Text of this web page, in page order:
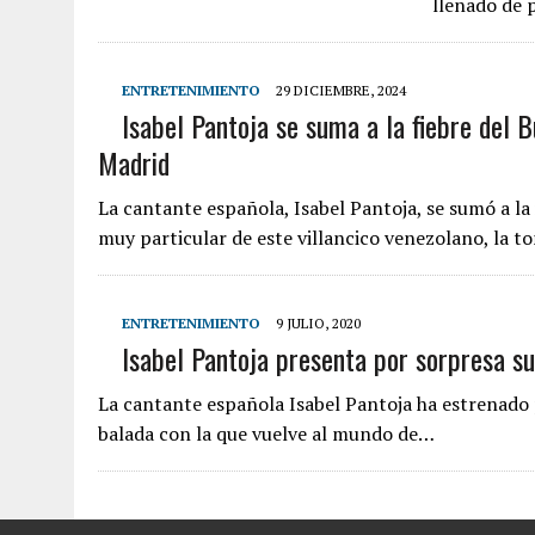
ENTRETENIMIENTO 29 DICIEMBRE, 2024
Isabel Pantoja se suma a la fiebre del
Madrid
La cantante española, Isabel Pantoja, se sumó a
muy particular de este villancico venezolano, la
ENTRETENIMIENTO 9 JULIO, 2020
Isabel Pantoja presenta por sorpresa
La cantante española Isabel Pantoja ha
balada con la que vuelve al mundo de…